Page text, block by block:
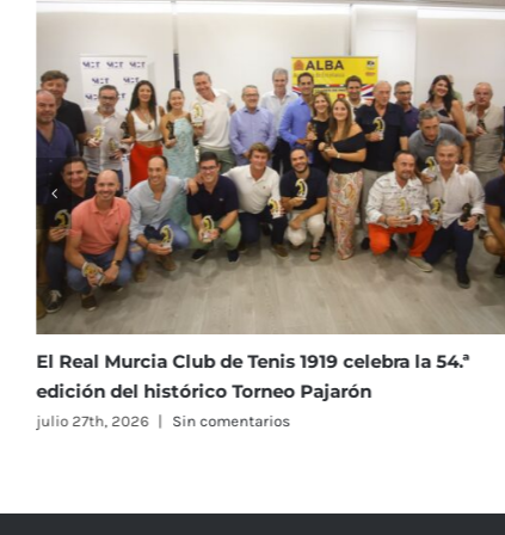
La Clínica Dental Infantil Navarro Soto se incorpora
como nuevo patrocinador del Club
julio 23rd, 2026 | Sin comentarios